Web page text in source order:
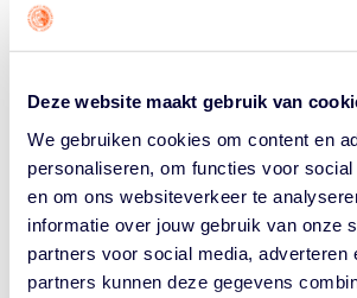
Deze website maakt gebruik van
We gebruiken cookies om content en
personaliseren, om functies voor
en om ons websiteverkeer te
informatie over jouw gebruik van onze
partners voor social media, adverteren
partners kunnen deze gegevens
VU20
Portugal voor een oefentoernooi. Daar
de B-divisie te beginnen. Doel daar is
Molly McDowell simpel: promoveren.